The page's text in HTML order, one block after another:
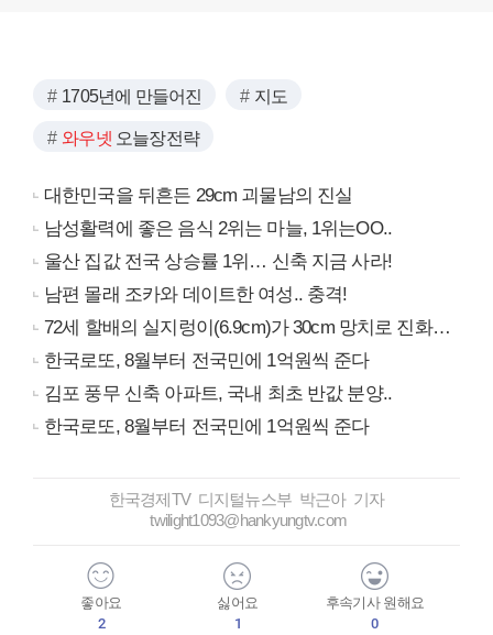
1705년에 만들어진 지도
와우넷 오늘장전략
대한민국을 뒤흔든 29cm 괴물남의 진실
남성활력에 좋은 음식 2위는 마늘, 1위는OO..
울산 집값 전국 상승률 1위… 신축 지금 사라!
남편 몰래 조카와 데이트한 여성.. 충격!
72세 할배의 실지렁이(6.9cm)가 30cm 망치로 진화…
한국로또, 8월부터 전국민에 1억원씩 준다
김포 풍무 신축 아파트, 국내 최초 반값 분양..
한국로또, 8월부터 전국민에 1억원씩 준다
한국경제TV 디지털뉴스부 박근아 기자
twilight1093@hankyungtv.com
좋아요
2
싫어요
1
후속기사 원해요
0